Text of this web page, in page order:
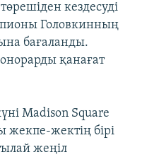
кездесуді
Головкинның
бағаланды.
қанағат
Madison Square
жекпе-жектің бірі
жеңіл